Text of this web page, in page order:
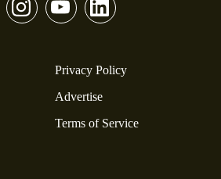
Privacy Policy
Advertise
Terms of Service